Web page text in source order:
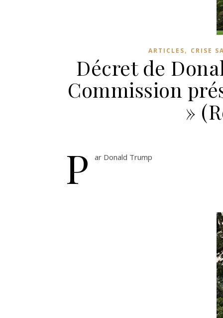
ARTICLES, CRISE
Décret de
Commission
»
P ar Donald Trump